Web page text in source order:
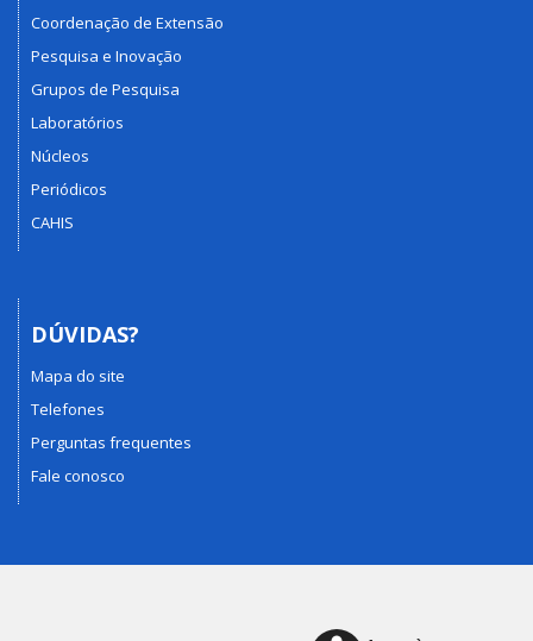
Coordenação de Extensão
Pesquisa e Inovação
Grupos de Pesquisa
Laboratórios
Núcleos
Periódicos
CAHIS
DÚVIDAS?
Mapa do site
Telefones
Perguntas frequentes
Fale conosco